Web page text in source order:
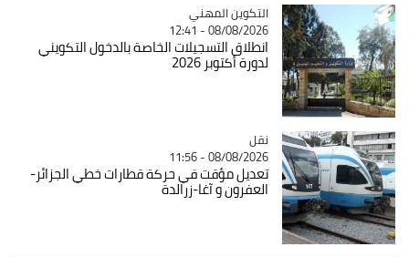
Catégorie
التكوين المهني
08/08/2026 - 12:41
انطلاق التسجيلات الخاصة بالدخول التكويني
لدورة أكتوبر 2026
Catégorie
نقل
08/08/2026 - 11:56
تعديل مؤقت في حركة قطارات خطي الجزائر-
العفرون و آغا-زرالدة